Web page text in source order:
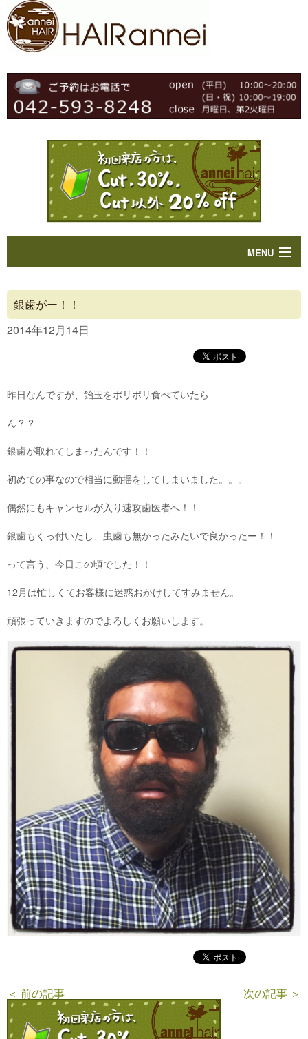
MENU
Concept
Blog
Contact
銀歯がー！！
2014年12月14日
昨日なんですが、飴玉をポリポリ食べていたら
ん？？
銀歯が取れてしまったんです！！
初めての事なので相当に動揺をしてしまいました。。。
偶然にもキャンセルが入り速攻歯医者へ！！
銀歯もくっ付いたし、虫歯も無かったみたいで良かったー！！
って言う、今日この頃でした！！
12月は忙しくてお客様に迷惑おかけしてすみません。
頑張っていきますのでよろしくお願いします。
＜ 前の記事 次の記事 ＞